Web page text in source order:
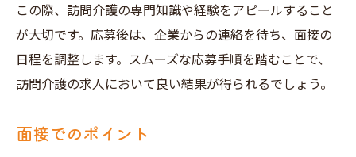
この際、訪問介護の専門知識や経験をアピールすること
が大切です。応募後は、企業からの連絡を待ち、面接の
日程を調整します。スムーズな応募手順を踏むことで、
訪問介護の求人において良い結果が得られるでしょう。
面接でのポイント